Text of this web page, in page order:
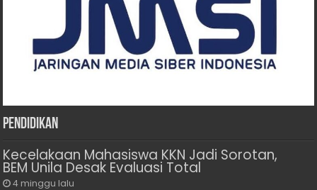
Pendidikan
Kecelakaan Mahasiswa KKN Jadi Sorotan,
BEM Unila Desak Evaluasi Total
4 minggu lalu